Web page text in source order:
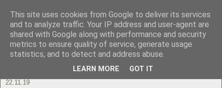
22.11.19
This site uses cookies from Google to deliver its services
and to analyze traffic. Your IP address and user-agent are
shared with Google along with performance and security
metrics to ensure quality of service, generate usage
statistics, and to detect and address abuse.
LEARN MORE GOT IT